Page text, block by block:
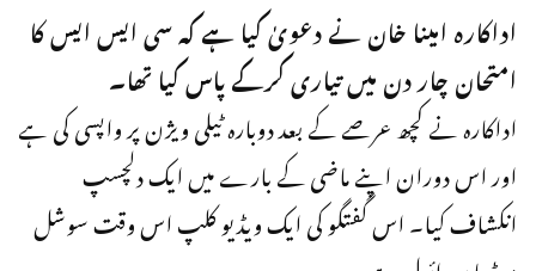
اداکارہ امینا خان نے دعویٰ کیا ہے کہ سی ایس ایس کا
امتحان چار دن میں تیاری کرکے پاس کیا تھا۔
اداکارہ نے کچھ عرصے کے بعد دوبارہ ٹیلی ویژن پر واپسی کی ہے
اور اس دوران اپنے ماضی کے بارے میں ایک دلچسپ
انکشاف کیا۔ اس گفتگو کی ایک ویڈیو کلپ اس وقت سوشل